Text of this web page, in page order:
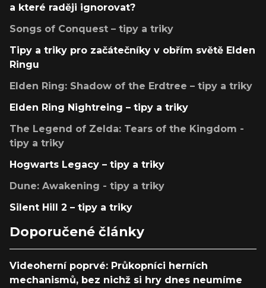
a které raději ignorovat?
Songs of Conquest – tipy a triky
Tipy a triky pro začátečníky v obřím světě Elden
Ringu
Elden Ring: Shadow of the Erdtree – tipy a triky
Elden Ring Nightreing – tipy a triky
The Legend of Zelda: Tears of the Kingdom -
tipy a triky
Hogwarts Legacy – tipy a triky
Dune: Awakening - tipy a triky
Silent Hill 2 – tipy a triky
Doporučené články
Videoherní poprvé: Průkopníci herních
mechanismů, bez nichž si hry dnes neumíme